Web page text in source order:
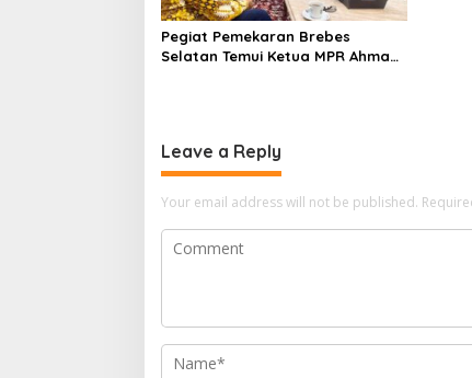
Pegiat Pemekaran Brebes
Selatan Temui Ketua MPR Ahmad
Leave a Reply
Your email address will not be published.